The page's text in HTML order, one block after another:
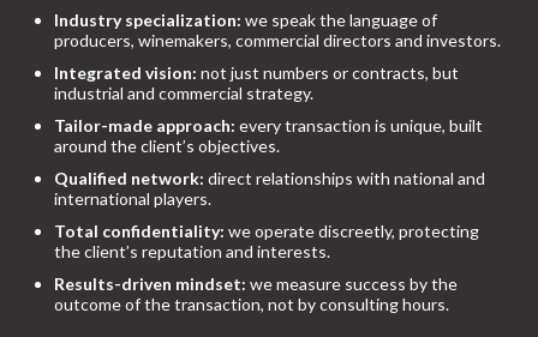
Industry specialization: we speak the language of
producers, winemakers, commercial directors and investors.
Integrated vision: not just numbers or contracts, but
industrial and commercial strategy.
Tailor-made approach: every transaction is unique, built
around the client’s objectives.
Qualified network: direct relationships with national and
international players.
Total confidentiality: we operate discreetly, protecting
the client’s reputation and interests.
Results-driven mindset: we measure success by the
outcome of the transaction, not by consulting hours.